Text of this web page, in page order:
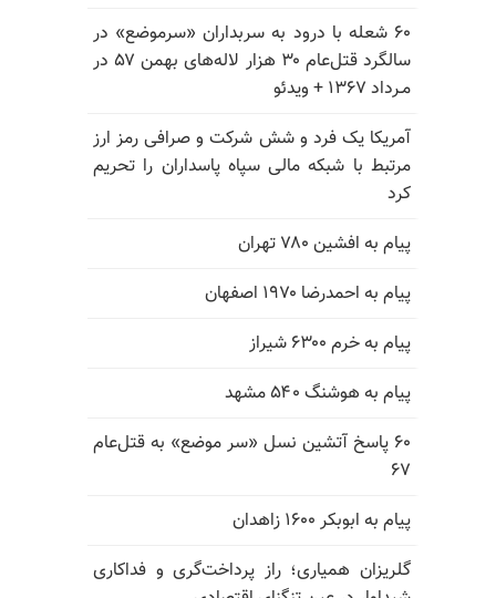
۶۰ شعله با درود به سربداران «سرموضع» در
سالگرد قتل‌عام ۳۰ هزار لاله‌های بهمن ۵۷ در
مـرداد ۱۳۶۷ + ویدئو
آمریکا یک فرد و شش شرکت و صرافی رمز ارز
مرتبط با شبکه مالی سپاه پاسداران را تحریم
کرد
پیام به افشین ۷۸۰ تهران
پیام به احمدرضا ۱۹۷۰ اصفهان
پیام به خرم ۶۳۰۰ شیراز
پیام به هوشنگ ۵۴۰ مشهد
۶۰ پاسخ آتشین نسل «سر موضع» به قتل‌عام
۶۷
پیام به ابوبکر ۱۶۰۰ زاهدان
گلریزان همیاری؛ راز پرداخت‌گری و فداکاری